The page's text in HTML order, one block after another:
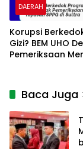
DAERAH
Korupsi
Gizi? BEM UHO
Pemeriksaan
Baca Juga